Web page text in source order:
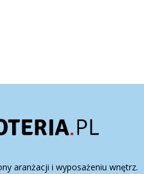
aranżacji i wyposażeniu wnętrz.